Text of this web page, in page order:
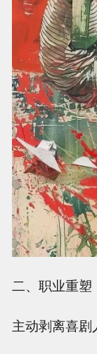
二、职业重塑
主动剥离喜剧